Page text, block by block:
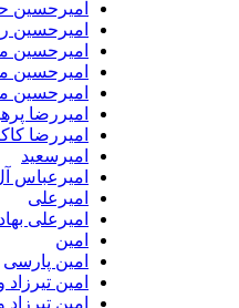
امیرحسین حسینی
امیرحسین رضائی
امیرحسین مدرس
امیرحسین
امیرحسین
امیررضا
امیررضا کاکاوند
امیرسعید
امیرعباس آل
امیرعلی
امیرعلی بهادری
امین
امین پارسی
امین تیرزاد و
امین تیرزاد و علی